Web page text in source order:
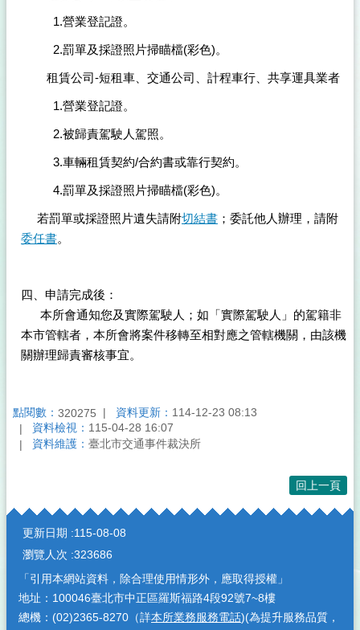
1.營業登記證。
2.罰單及採證照片掃瞄檔(彩色)。
租賃公司-短租車、交通公司、計程車行、共享運具業者
1.營業登記證。
2.被歸責駕駛人駕照。
3.車輛租賃契約/合約書或靠行契約。
4.罰單及採證照片掃瞄檔(彩色)。
若罰單或採證照片遺失請附切結書 ；委託他人辦理，請附
委任書。
四、申請完成後：
本所會通知您及實際駕駛人；如「實際駕駛人」的駕籍非
本市管轄者，本所會將案件移轉至相對應之管轄機關，由該機
關辦理歸責審核事宜。
點閱數： 320275 資料更新： 114-12-23 08:13
資料檢視： 115-04-28 16:07
資料維護： 臺北市交通事件裁決所
回上一頁
:::
更新日期
115-08-08
瀏覽人次 323686
「引用本網站資料，除合理使用情形外，應取得授權」
地址：100046臺北市中正區羅斯福路4段92號7~8樓
總機：(02)2365-8270（詳本所業務服務電話)(為提升服務品質，